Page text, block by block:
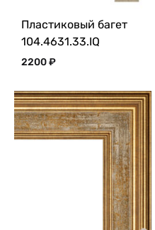
Пластиковый багет
104.4631.33.IQ
2200₽